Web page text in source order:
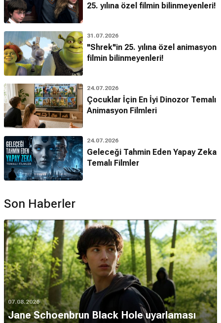
25. yılına özel filmin bilinmeyenleri!
31.07.2026
"Shrek"in 25. yılına özel animasyon
filmin bilinmeyenleri!
24.07.2026
Çocuklar İçin En İyi Dinozor Temalı
Animasyon Filmleri
24.07.2026
Geleceği Tahmin Eden Yapay Zeka
Temalı Filmler
Son Haberler
07.08.2026
Jane Schoenbrun Black Hole uyarlaması